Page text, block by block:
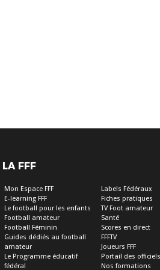
LA FFF
Mon Espace FFF
E-learning FFF
Le football pour les enfants
Football amateur
Football Féminin
Guides dédiés au football
amateur
Le Programme éducatif
fédéral
Labels Fédéraux
Fiches pratiques
TV Foot amateur
Santé
Scores en direct
FFFTV
Joueurs FFF
Portail des officiels
Nos formations